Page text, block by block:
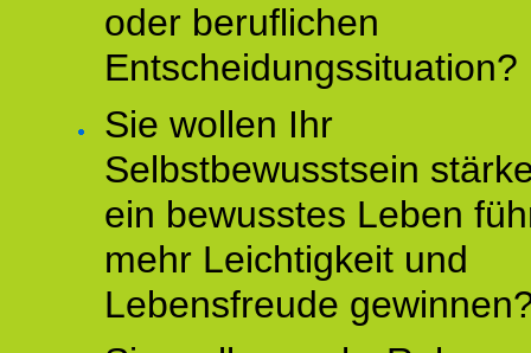
oder beruflichen
Entscheidungssituation?
Sie wollen Ihr
Selbstbewusstsein
ein bewusstes Leben
mehr Leichtigkeit und
Lebensfreude